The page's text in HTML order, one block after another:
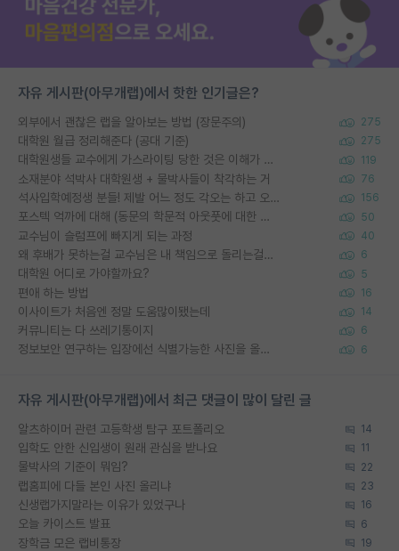
자유 게시판(아무개랩)에서 핫한 인기글은?
외부에서 괜찮은 랩을 알아보는 방법 (장문주의) 275
대학원 월급 정리해준다 (공대 기준) 275
대학원생들 교수에게 가스라이팅 당한 것은 이해가 갑니다. 안타깝네요. 119
소재분야 석박사 대학원생 + 물박사들이 착각하는 거 76
석사입학예정생 분들! 제발 어느 정도 각오는 하고 오세요. 156
포스텍 억까에 대해 (동문의 학문적 아웃풋에 대한 반박) 50
교수님이 슬럼프에 빠지게 되는 과정 40
왜 후배가 못하는걸 교수님은 내 책임으로 돌리는걸까요? 6
대학원 어디로 가야할까요? 5
편애 하는 방법 16
이사이트가 처음엔 정말 도움많이됐는데 14
커뮤니티는 다 쓰레기통이지 6
정보보안 연구하는 입장에선 식별가능한 사진을 올리는건 비추이긴함 6
자유 게시판(아무개랩)에서 최근 댓글이 많이 달린 글
알츠하이머 관련 고등학생 탐구 포트폴리오 14
입학도 안한 신입생이 원래 관심을 받나요 11
물박사의 기준이 뭐임? 22
랩홈피에 다들 본인 사진 올리냐 23
신생랩가지말라는 이유가 있었구나 16
오늘 카이스트 발표 6
장학금 모은 랩비통장 19